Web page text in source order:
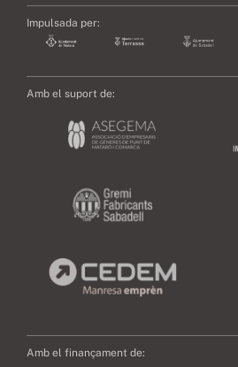
Impulsada per:
Amb el suport de:
Amb el finançament de: